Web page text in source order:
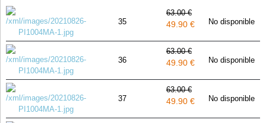
35
63.00 €
49.90 € No disponible
36
63.00 €
49.90 € No disponible
37
63.00 €
49.90 € No disponible